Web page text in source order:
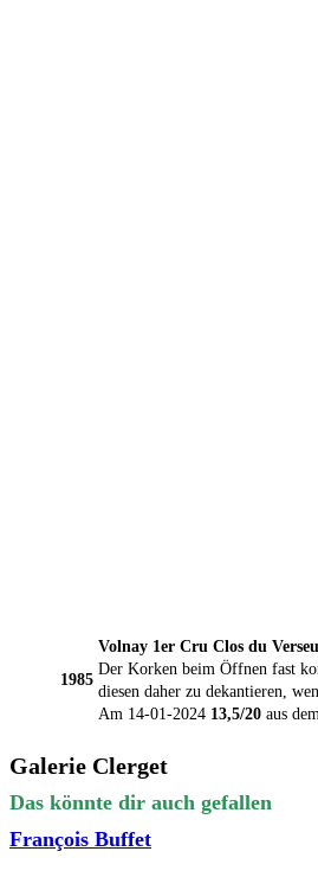
1985
Volnay 1er Cru Clos du
Der Korken beim Öffnen fast
diesen daher zu dekantieren,
Am 14-01-2024 13,5/20 aus
Galerie Clerget
Das könnte dir auch gefallen
François Buffet